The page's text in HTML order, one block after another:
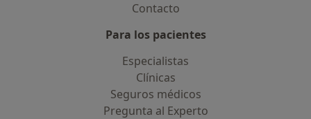
Contacto
Para los pacientes
Especialistas
Clínicas
Seguros médicos
Pregunta al Experto